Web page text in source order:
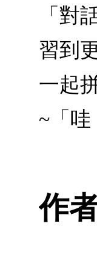
「對
習到
一起
~「
作